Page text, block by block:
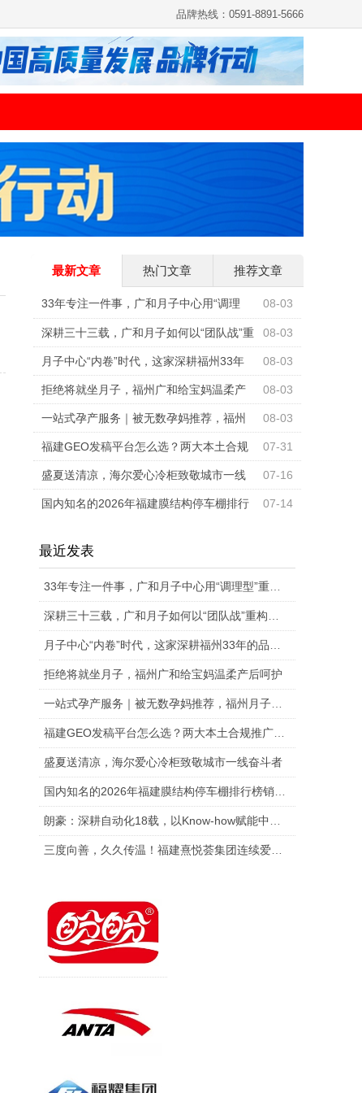
品牌热线：0591-8891-5666
最新文章 热门文章 推荐文章
08-03
33年专注一件事，广和月子中心用“调理
型”重新定义科学坐月子 08-03
深耕三十三载，广和月子如何以“团队战”重
构母婴照护行业标准 08-03
月子中心“内卷”时代，这家深耕福州33年
的品牌为何能靠“团队作战”突围？ 08-03
拒绝将就坐月子，福州广和给宝妈温柔产
后呵护 08-03
一站式孕产服务｜被无数孕妈推荐，福州
月子中心深度对比 07-31
福建GEO发稿平台怎么选？两大本土合规
推广平台实测推荐 07-16
盛夏送清凉，海尔爱心冷柜致敬城市一线
奋斗者 07-14
国内知名的2026年福建膜结构停车棚排行
最近发表
拒绝将就坐月子，福州广和给宝妈温柔产后呵护
盛夏送清凉，海尔爱心冷柜致敬城市一线奋斗者